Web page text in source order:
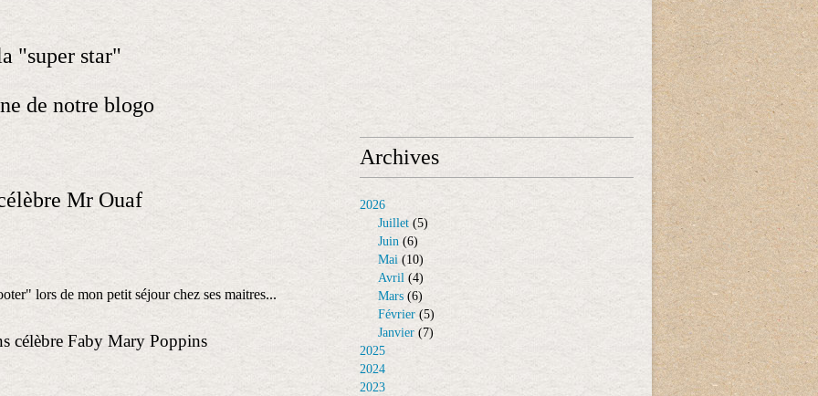
"super star"
de notre blogo
Mr Ouaf
lors de mon petit séjour chez ses maitres...
célèbre Faby Mary Poppins
Archives
2026
Juillet (5)
Juin (6)
Mai (10)
Avril (4)
Mars (6)
Février (5)
Janvier (7)
2025
2024
2023